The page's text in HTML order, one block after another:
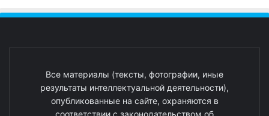
Все материалы (тексты, фотографии, иные
результаты интеллектуальной деятельности),
опубликованные на сайте, охраняются в
соответствии с законодательством об